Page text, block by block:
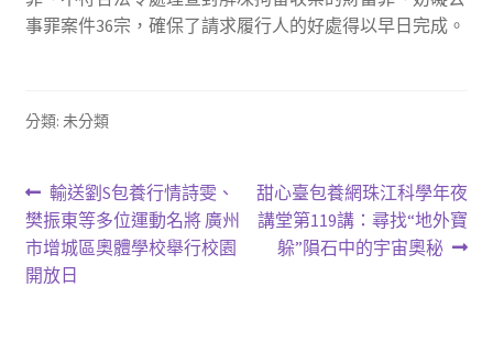
事罪案件36宗，確保了請求履行人的好處得以早日完成。
分類: 未分類
文
章
導
上
一
篇
文
輸送劉S包養行情詩雯、
樊振東等多位運動名將 廣州
市增城區奧體學校舉行校園
開放日
下
一
甜心臺包養網珠江科學年夜
講堂第119講：尋找“地外寶
躲”隕石中的宇宙奧秘